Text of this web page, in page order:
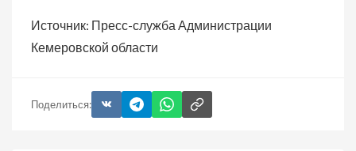
Источник: Пресс-служба Администрации
Кемеровской области
Поделиться: